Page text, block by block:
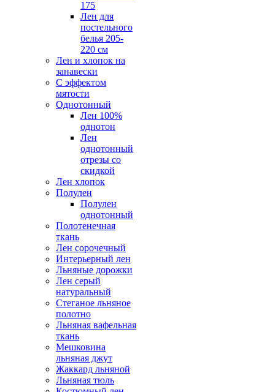
175
Лен для
постельного
белья 205-
220 см
Лен и хлопок на
занавески
С эффектом
мятости
Однотонный
Лен 100%
однотон
Лен
однотонный
отрезы со
скидкой
Лен хлопок
Полулен
Полулен
однотонный
Полотенечная
ткань
Лен сорочечный
Интерьерный лен
Льняные дорожки
Лен серый
натуральный
Стеганое льняное
полотно
Льняная вафельная
ткань
Мешковина
льняная джут
Жаккард льняной
Льняная тюль